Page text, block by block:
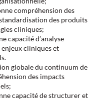
compréhension des
des produits
cliniques;
capacité d’analyse
enjeux cliniques et
globale du continuum de
des impacts
capacité de structurer et